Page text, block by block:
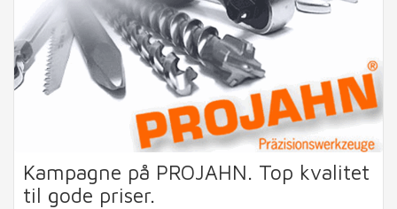
Kampagne på PROJAHN. Top kvalitet
til gode priser.